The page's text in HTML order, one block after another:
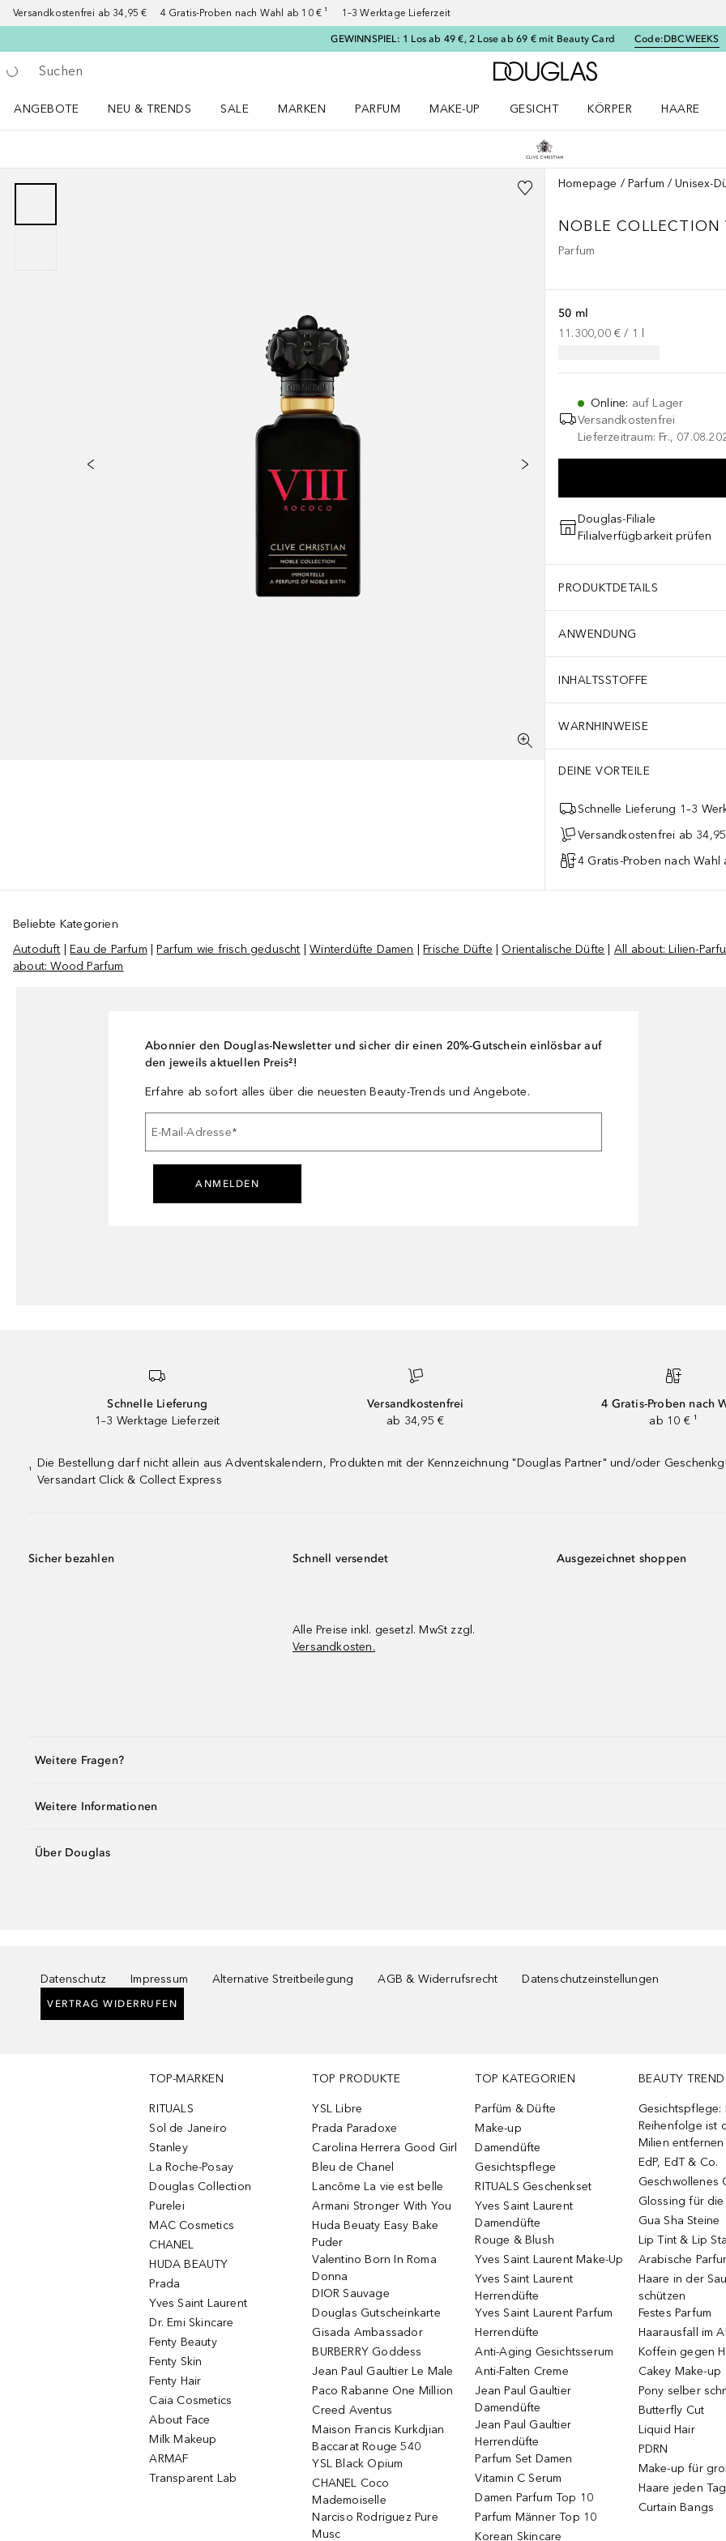
Versandkostenfrei ab 34,95 € 4 Gratis-Proben nach Wahl ab 10 € ¹ 1–3 Werktage Lieferzeit
GEWINNSPIEL: 1 Los ab 49 €, 2 Lose ab 69 € mit Beauty Card Code:DBCWEEKS
Gehe zurück
Suche ausführen
Zur Douglas Startseite
ANGEBOTE
NEU & TRENDS
SALE
MARKEN
PARFUM
MAKE-UP
GESICHT
KÖRPER
HAARE
Homepage Parfum Unisex-
NOBLE COLLECTION
Parfum
50 ml
11.300,00 € / 1
Online: auf Lager
Versandkostenfrei
Lieferzeitraum: Fr.,
Douglas-Filiale
Filialverfügbarkeit prüfen
PRODUKTDETAILS
ANWENDUNG
INHALTSSTOFFE
WARNHINWEISE
DEINE VORTEILE
Schnelle Lieferung 1–3
Versandkostenfrei ab
4 Gratis-Proben nach Wahl
Beliebte Kategorien
Autoduft |Eau de Parfum |Parfum wie frisch geduscht |Winterdüfte Damen |Frische Düfte Orientalische Düfte
All about: Lilien-
about: Wood Parfum
Abonnier den Douglas-Newsletter und sicher dir einen 20%-Gutschein einlösbar auf
den jeweils aktuellen Preis²!
Erfahre ab sofort alles über die neuesten Beauty-Trends und Angebote.
E-Mail-Adresse*
ANMELDEN
Schnelle Lieferung
1–3 Werktage Lieferzeit
Versandkostenfrei
ab 34,95 €
4 Gratis-Proben nach
ab 10 € ¹
¹
Die Bestellung darf nicht allein aus Adventskalendern, Produkten mit der Kennzeichnung "Douglas Partner" und/oder
Versandart Click & Collect Express
Sicher bezahlen Schnell versendet
Alle Preise inkl. gesetzl. MwSt zzgl.
Versandkosten.
Ausgezeichnet shoppen
Weitere Fragen?
Weitere Informationen
Über Douglas
Datenschutz Impressum Alternative Streitbeilegung AGB & Widerrufsrecht Datenschutzeinstellungen
VERTRAG WIDERRUFEN
TOP-MARKEN
RITUALS
Sol de Janeiro
Stanley
La Roche-Posay
Douglas Collection
Purelei
MAC Cosmetics
CHANEL
HUDA BEAUTY
Prada
Yves Saint Laurent
Dr. Emi Skincare
Fenty Beauty
Fenty Skin
Fenty Hair
Caia Cosmetics
About Face
Milk Makeup
ARMAF
Transparent Lab
TOP PRODUKTE
YSL Libre
Prada Paradoxe
Carolina Herrera Good Girl
Bleu de Chanel
Lancôme La vie est belle
Armani Stronger With You
Huda Beuaty Easy Bake
Puder
Valentino Born In Roma
Donna
DIOR Sauvage
Douglas Gutscheinkarte
Gisada Ambassador
BURBERRY Goddess
Jean Paul Gaultier Le Male
Paco Rabanne One Million
Creed Aventus
Maison Francis Kurkdjian
Baccarat Rouge 540
YSL Black Opium
CHANEL Coco
Mademoiselle
Narciso Rodriguez Pure
Musc
TOP KATEGORIEN
Parfüm & Düfte
Make-up
Damendüfte
Gesichtspflege
RITUALS Geschenkset
Yves Saint Laurent
Damendüfte
Rouge & Blush
Yves Saint Laurent Make-Up
Yves Saint Laurent
Herrendüfte
Yves Saint Laurent Parfum
Herrendüfte
Anti-Aging Gesichtsserum
Anti-Falten Creme
Jean Paul Gaultier
Damendüfte
Jean Paul Gaultier
Herrendüfte
Parfum Set Damen
Vitamin C Serum
Damen Parfum Top 10
Parfum Männer Top 10
Korean Skincare
BEAUTY
Gesichtspflege:
Reihenfolge ist
Milien entfernen
EdP, EdT & Co.
Geschwollenes
Glossing für die
Gua Sha Steine
Lip Tint & Lip
Arabische
Haare in der
schützen
Festes Parfum
Haarausfall im
Koffein gegen
Cakey Make-up
Pony selber
Butterfly Cut
Liquid Hair
PDRN
Make-up für
Haare jeden
Curtain Bangs